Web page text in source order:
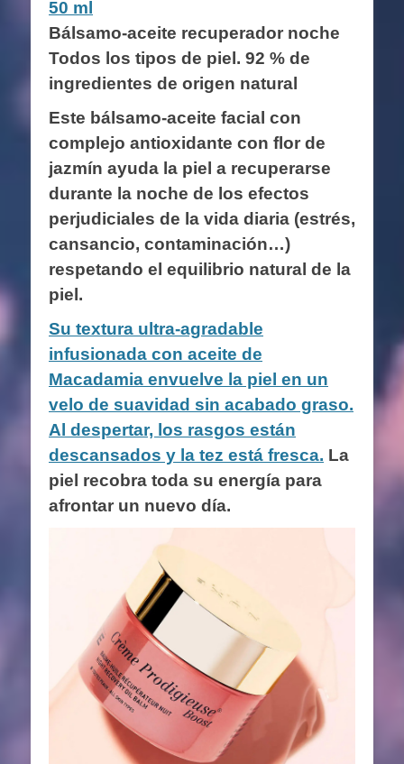
50 ml
Bálsamo-aceite recuperador noche
Todos los tipos de piel. 92 % de
ingredientes de origen natural
Este bálsamo-aceite facial con
complejo antioxidante con flor de
jazmín ayuda la piel a recuperarse
durante la noche de los efectos
perjudiciales de la vida diaria (estrés,
cansancio, contaminación…)
respetando el equilibrio natural de la
piel.
Su textura ultra-agradable
infusionada con aceite de
Macadamia envuelve la piel en un
velo de suavidad sin acabado graso.
Al despertar, los rasgos están
descansados y la tez está fresca. La
piel recobra toda su energía para
afrontar un nuevo día.